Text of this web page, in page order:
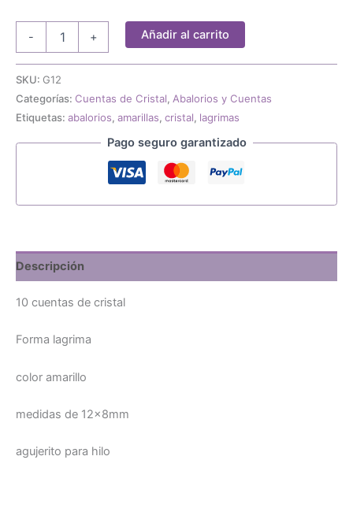
-
lagrimas
cristal
craquelado
cantidad
+ Añadir al carrito
SKU: G12
Categorías: Cuentas de Cristal, Abalorios y Cuentas
Etiquetas: abalorios, amarillas, cristal, lagrimas
Pago seguro garantizado
Descripción
10 cuentas de cristal
Forma lagrima
color amarillo
medidas de 12x8mm
agujerito para hilo